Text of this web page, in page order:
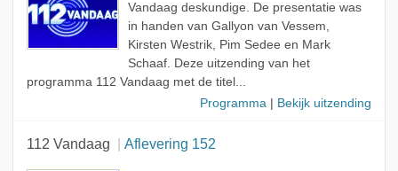
Vandaag deskundige. De presentatie was
in handen van Gallyon van Vessem,
Kirsten Westrik, Pim Sedee en Mark
Schaaf. Deze uitzending van het
programma 112 Vandaag met de titel...
Programma
Bekijk uitzending
112 Vandaag Aflevering 152